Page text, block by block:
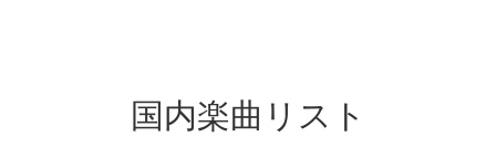
国内楽曲リスト